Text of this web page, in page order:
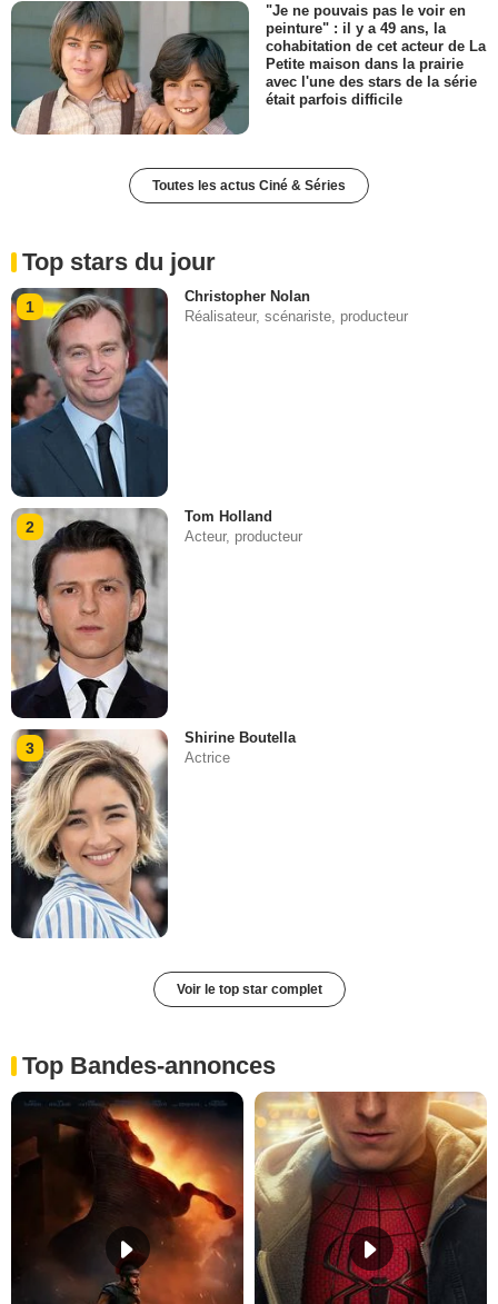
"Je ne pouvais pas le voir en
peinture" : il y a 49 ans, la
cohabitation de cet acteur de La
Petite maison dans la prairie
avec l'une des stars de la série
était parfois difficile
Toutes les actus Ciné & Séries
Top stars du jour
1
Christopher Nolan
Réalisateur, scénariste, producteur
2
Tom Holland
Acteur, producteur
3
Shirine Boutella
Actrice
Voir le top star complet
Top Bandes-annonces